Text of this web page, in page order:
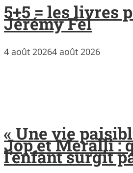
5+5 = les livres
Jérémy Fel
4 août 20264 août 2026
« Une vie
Jop et Meralli :
l’enfant surgit